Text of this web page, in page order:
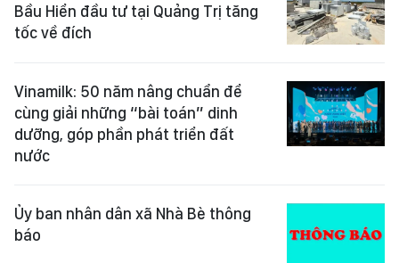
Bầu Hiển đầu tư tại Quảng Trị tăng
tốc về đích
Vinamilk: 50 năm nâng chuẩn để
cùng giải những “bài toán” dinh
dưỡng, góp phần phát triển đất
nước
Ủy ban nhân dân xã Nhà Bè thông
báo